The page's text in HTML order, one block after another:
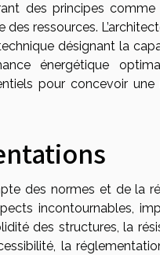
des principes
ressources.
désignant la
énergétique
pour concevoir
des normes et de la
incontournables,
des structures, la
la